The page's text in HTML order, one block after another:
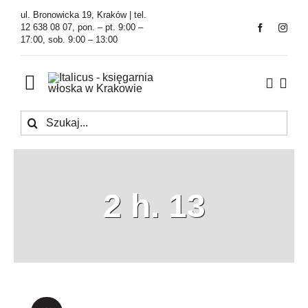
Przejdź
zawartości
ul. Bronowicka 19, Kraków | tel.
12 638 08 07, pon. – pt. 9:00 –
17:00, sob. 9:00 – 13:00
Toggle
Navigation
Księgarnia
Szukaj
2 h. 13